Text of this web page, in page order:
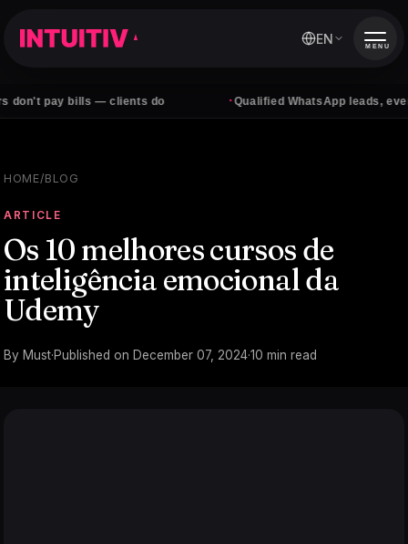
bills — clients do Qualified WhatsApp leads, every day
EN MENU
HOME/BLOG
ARTICLE
Os 10 melhores cursos de
inteligência emocional da
Udemy
By Must·Published on December 07, 2024·10 min read